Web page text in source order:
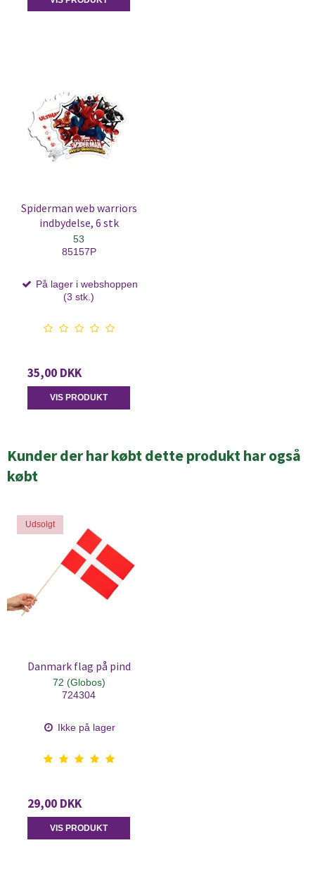
Spiderman web warriors
indbydelse, 6 stk
53
85157P
På lager i webshoppen
(3 stk.)
35,00 DKK
VIS PRODUKT
Kunder der har købt dette produkt har også
købt
Udsolgt
Danmark flag på pind
72 (Globos)
724304
Ikke på lager
29,00 DKK
VIS PRODUKT